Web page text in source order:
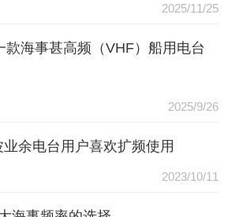
2025/11/25
款海事甚高频（VHF）船用电台
2025/9/26
余电台用户喜欢扩频使用
2023/10/11